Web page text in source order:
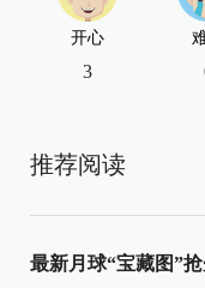
开心
3
推荐阅读
最新月球“宝藏图”